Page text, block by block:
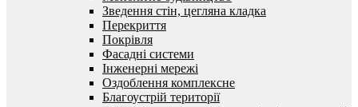
Зведення стін, цегляна кладка
Перекриття
Покрівля
Фасадні системи
Інженерні мережі
Оздоблення комплексне
Благоустрій території